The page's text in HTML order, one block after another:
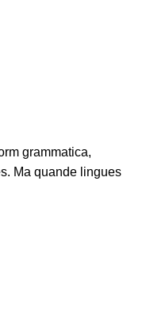
grammatica,
Ma quande lingues